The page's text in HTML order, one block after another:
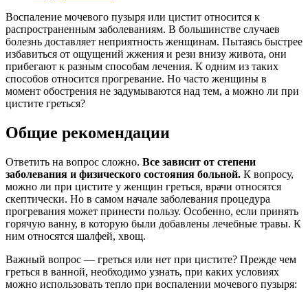
Воспаление мочевого пузыря или цистит относится к
распространенным заболеваниям. В большинстве случаев
болезнь доставляет неприятность женщинам. Пытаясь быстрее
избавиться от ощущений жжения и рези внизу живота, они
прибегают к разным способам лечения. К одним из таких
способов относится прогревание. Но часто женщины в
момент обострения не задумываются над тем, а можно ли при
цистите греться?
Общие рекомендации
Ответить на вопрос сложно. Все зависит от степени
заболевания и физического состояния больной. К вопросу,
можно ли при цистите у женщин греться, врачи относятся
скептически. Но в самом начале заболевания процедура
прогревания может принести пользу. Особенно, если принять
горячую ванну, в которую были добавлены лечебные травы. К
ним относятся шалфей, хвощ.
Важный вопрос — греться или нет при цистите? Прежде чем
греться в ванной, необходимо узнать, при каких условиях
можно использовать тепло при воспалении мочевого пузыря: